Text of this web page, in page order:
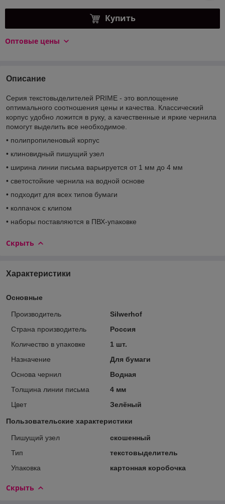
Купить
Оптовые цены
Описание
Серия текстовыделителей PRIME - это воплощение
оптимального соотношения цены и качества. Классический
корпус удобно ложится в руку, а качественные и яркие чернила
помогут выделить все необходимое.
• полипропиленовый корпус
• клиновидный пишущий узел
• ширина линии письма варьируется от 1 мм до 4 мм
• светостойкие чернила на водной основе
• подходит для всех типов бумаги
• колпачок с клипом
• наборы поставляются в ПВХ-упаковке
Скрыть
Характеристики
Основные
Производитель
Silwerhof
Страна производитель
Россия
Количество в упаковке
1 шт.
Назначение
Для бумаги
Основа чернил
Водная
Толщина линии письма
4 мм
Цвет
Зелёный
Пользовательские характеристики
Пишущий узел
скошенный
Тип
текстовыделитель
Упаковка
картонная коробочка
Скрыть